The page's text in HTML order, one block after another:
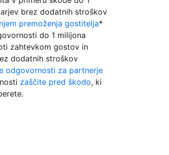
brez dodatnih stroškov
premoženja gostitelja*
do 1 milijona
zahtevkom gostov in
dodatnih stroškov
odgovornosti za partnerje
zaščite pred škodo, ki